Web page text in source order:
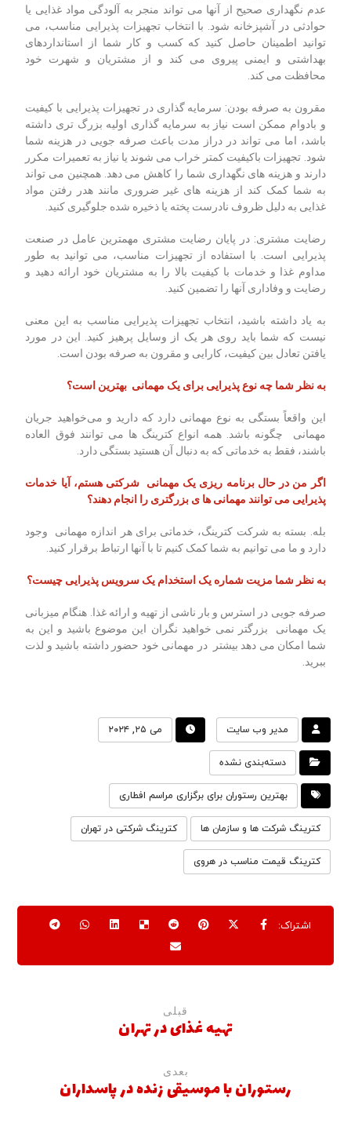
عدم نگهداری صحیح از آنها می تواند منجر به آلودگی مواد غذایی یا
حوادثی در آشپزخانه شود. با انتخاب تجهیزات پذیرایی مناسب، می
توانید اطمینان حاصل کنید که کسب و کار شما از استانداردهای
بهداشتی و ایمنی پیروی می کند و از مشتریان و شهرت خود
محافظت می کند.
مقرون به صرفه بودن: سرمایه گذاری در تجهیزات پذیرایی با کیفیت
و بادوام ممکن است نیاز به سرمایه گذاری اولیه بزرگ تری داشته
باشد، اما می تواند در دراز مدت باعث صرفه جویی در هزینه شما
شود. تجهیزات باکیفیت کمتر خراب می شوند یا نیاز به تعمیرات مکرر
دارند و هزینه های نگهداری شما را کاهش می دهد. همچنین می تواند
به شما کمک کند از هزینه های غیر ضروری مانند هدر رفتن مواد
غذایی به دلیل ظروف نادرست پخته یا ذخیره شده جلوگیری کنید.
رضایت مشتری: در پایان رضایت مشتری مهمترین عامل در صنعت
پذیرایی است. با استفاده از تجهیزات مناسب، می توانید به طور
مداوم غذا و خدمات با کیفیت بالا را به مشتریان خود ارائه دهید و
رضایت و وفاداری آنها را تضمین کنید.
به یاد داشته باشید، انتخاب تجهیزات پذیرایی مناسب به این معنی
نیست که شما باید روی هر یک از وسایل پرهیز کنید. این در مورد
یافتن تعادل بین کیفیت، کارایی و مقرون به صرفه بودن است.
به نظر شما چه نوع پذیرایی برای یک مهمانی بهترین است؟
این واقعاً بستگی به نوع مهمانی دارد که دارید و می‌خواهید جریان
مهمانی چگونه باشد. همه انواع کترینگ ها می توانند فوق العاده
باشند، فقط به خدماتی که به دنبال آن هستید بستگی دارد.
اگر من در حال برنامه ریزی یک مهمانی شرکتی هستم، آیا خدمات
پذیرایی می توانند مهمانی ها ی بزرگتری را انجام دهند؟
بله. بسته به شرکت کترینگ، خدماتی برای هر اندازه مهمانی وجود
دارد و ما می توانیم به شما کمک کنیم تا با آنها ارتباط برقرار کنید.
به نظر شما مزیت شماره یک استخدام یک سرویس پذیرایی چیست؟
صرفه جویی در استرس و بار ناشی از تهیه و ارائه غذا. هنگام میزبانی
یک مهمانی بزرگتر نمی خواهید نگران این موضوع باشید و این به
شما امکان می دهد بیشتر در مهمانی خود حضور داشته باشید و لذت
ببرید.
مدیر وب سایت می ۲۵, ۲۰۲۴
دسته‌بندی نشده
بهترین رستوران برای برگزاری مراسم افطاری
کترینگ شرکت ها و سازمان ها کترینگ شرکتی در تهران
کترینگ قیمت مناسب در هروی
قبلی
تهیه غذای در تهران
بعدی
رستوران با موسیقی زنده در پاسداران